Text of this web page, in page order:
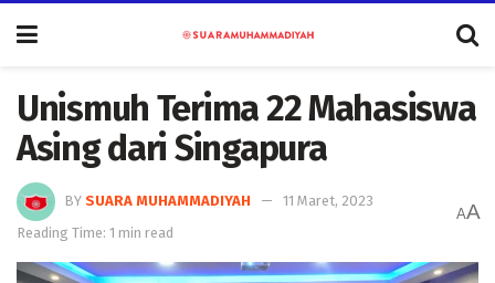
Unismuh Terima 22 Mahasiswa
Asing dari Singapura
BY SUARA MUHAMMADIYAH
11 Maret, 2023
Reading Time: 1 min read
AA